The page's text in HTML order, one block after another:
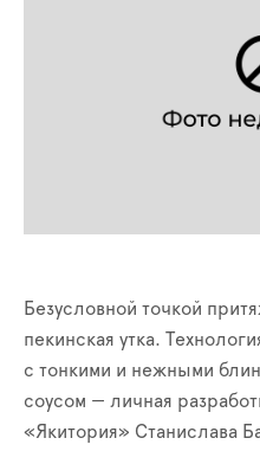
Безусловной точкой
пекинская утка.
с тонкими и нежными
соусом — личная
«Якитория» Станислава